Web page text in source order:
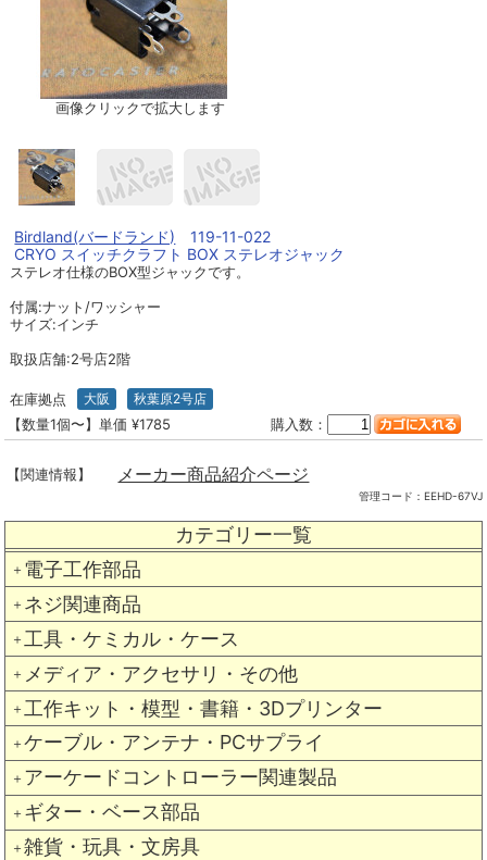
カテゴリー一覧
＋ 電子工作部品
＋ ネジ関連商品
＋ 工具・ケミカル・ケース
＋ メディア・アクセサリ・その他
＋ 工作キット・模型・書籍・3Dプリンター
＋ ケーブル・アンテナ・PCサプライ
＋ アーケードコントローラー関連製品
＋ ギター・ベース部品
＋ 雑貨・玩具・文房具
画像クリックで拡大します
Birdland(バードランド) 119-11-022
CRYO スイッチクラフト BOX ステレオジャック
ステレオ仕様のBOX型ジャックです。
付属:ナット/ワッシャー
サイズ:インチ
取扱店舗:2号店2階
在庫拠点 大阪 秋葉原2号店
【数量1個〜】単価 ¥1785 購入数：
【関連情報】 メーカー商品紹介ページ
管理コード： EEHD-67VJ